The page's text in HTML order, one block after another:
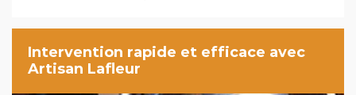
Intervention rapide et efficace avec
Artisan Lafleur